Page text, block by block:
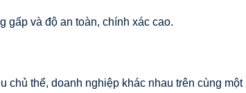
và độ an toàn, chính xác cao.
thể, doanh nghiệp khác nhau trên cùng một